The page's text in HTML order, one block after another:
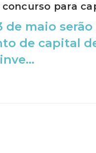
para
de maio
de capital